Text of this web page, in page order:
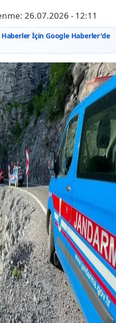
26.07.2026 - 12:11
İçin Google Haberler'de